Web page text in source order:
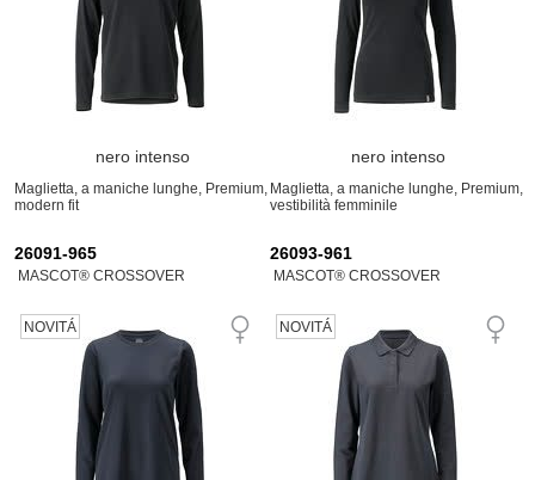
nero intenso
Maglietta, a maniche lunghe, Premium,
modern fit
nero intenso
Maglietta, a maniche lunghe, Premium,
vestibilità femminile
26091-965
MASCOT® CROSSOVER
NOVITÁ
26093-961
MASCOT® CROSSOVER
NOVITÁ